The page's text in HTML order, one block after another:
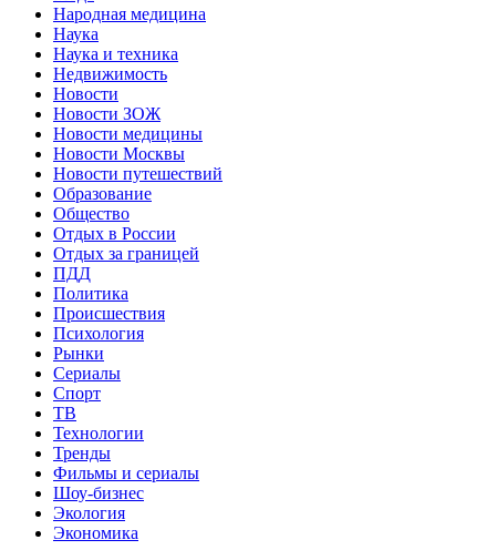
Народная медицина
Наука
Наука и техника
Недвижимость
Новости
Новости ЗОЖ
Новости медицины
Новости Москвы
Новости путешествий
Образование
Общество
Отдых в России
Отдых за границей
ПДД
Политика
Происшествия
Психология
Рынки
Сериалы
Спорт
ТВ
Технологии
Тренды
Фильмы и сериалы
Шоу-бизнес
Экология
Экономика